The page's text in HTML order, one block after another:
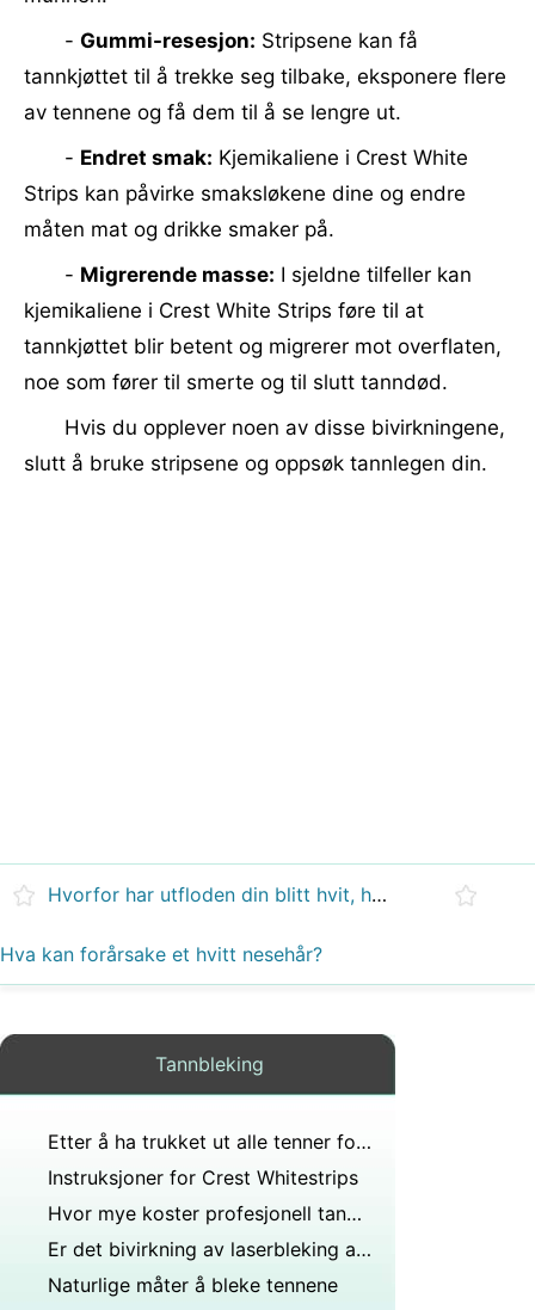
- Gummi-resesjon: Stripsene kan få
tannkjøttet til å trekke seg tilbake, eksponere flere
av tennene og få dem til å se lengre ut.
- Endret smak: Kjemikaliene i Crest White
Strips kan påvirke smaksløkene dine og endre
måten mat og drikke smaker på.
- Migrerende masse: I sjeldne tilfeller kan
kjemikaliene i Crest White Strips føre til at
tannkjøttet blir betent og migrerer mot overflaten,
noe som fører til smerte og til slutt tanndød.
Hvis du opplever noen av disse bivirkningene,
slutt å bruke stripsene og oppsøk tannlegen din.
Hvorfor har utfloden din blitt hvit, har du ikke fått mensen?
Hva kan forårsake et hvitt nesehår?
Tannbleking
Etter å ha trukket ut alle tenner for proteser, er det meningen at underkjeven skal vokse?
Instruksjoner for Crest Whitestrips
Hvor mye koster profesjonell tannbleking vanligvis?
Er det bivirkning av laserbleking av tenner?
Naturlige måter å bleke tennene